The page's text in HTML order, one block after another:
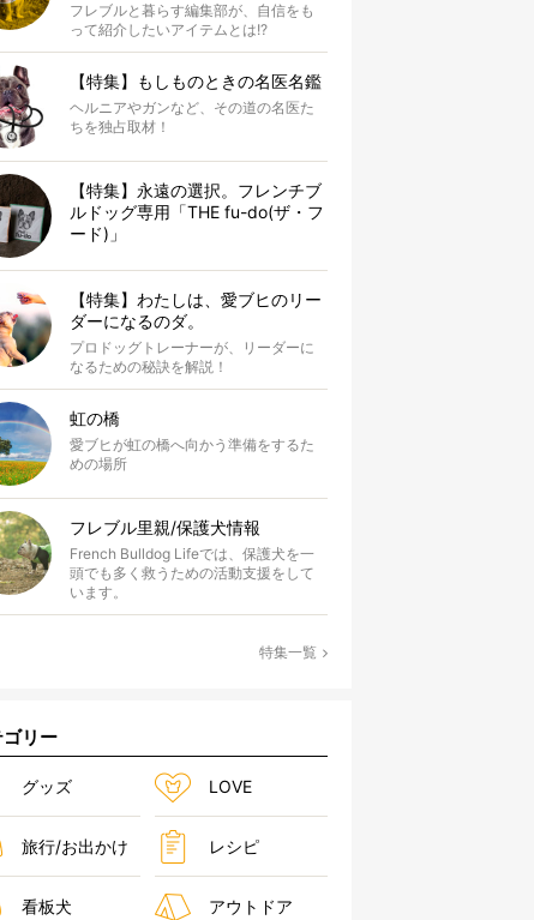
フレブルと暮らす編集部が、自信をも
って紹介したいアイテムとは!?
【特集】もしものときの名医名鑑
ヘルニアやガンなど、その道の名医た
ちを独占取材！
【特集】永遠の選択。フレンチブ
ルドッグ専用「THE fu-do(ザ・フ
ード)」
【特集】わたしは、愛ブヒのリー
ダーになるのダ。
プロドッグトレーナーが、リーダーに
なるための秘訣を解説！
虹の橋
愛ブヒが虹の橋へ向かう準備をするた
めの場所
フレブル里親/保護犬情報
French Bulldog Lifeでは、保護犬を一
頭でも多く救うための活動支援をして
います。
特集一覧
ゴリー
グッズ LOVE
旅行/お出かけ レシピ
看板犬 アウトドア